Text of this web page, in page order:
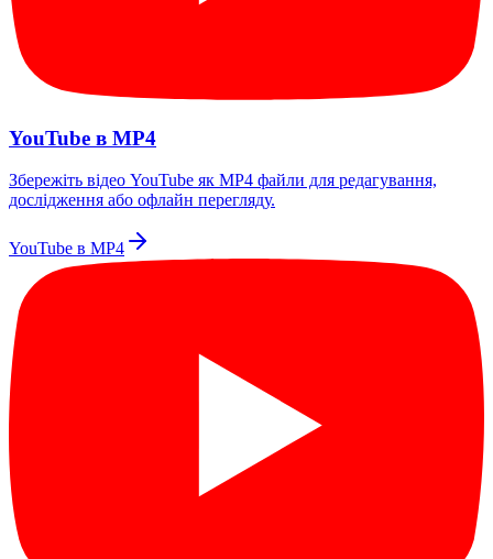
YouTube в MP4
Збережіть відео YouTube як MP4 файли для редагування,
дослідження або офлайн перегляду.
YouTube в MP4